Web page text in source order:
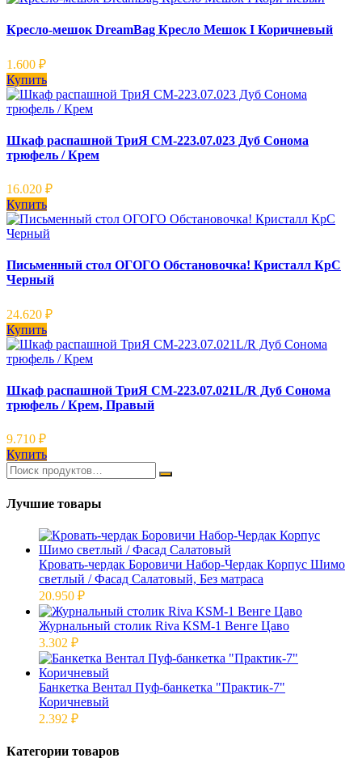
Кресло-мешок DreamBag Кресло Мешок I Коричневый
1.600 ₽
Купить
Шкаф распашной ТриЯ СМ-223.07.023 Дуб Сонома
трюфель / Крем
16.020 ₽
Купить
Письменный стол ОГОГО Обстановочка! Кристалл КрС
Черный
24.620 ₽
Купить
Шкаф распашной ТриЯ СМ-223.07.021L/R Дуб Сонома
трюфель / Крем, Правый
9.710 ₽
Купить
Лучшие товары
Кровать-чердак Боровичи Набор-Чердак Корпус Шимо
светлый / Фасад Салатовый, Без матраса
20.950 ₽
Журнальный столик Riva KSM-1 Венге Цаво
3.302 ₽
Банкетка Вентал Пуф-банкетка "Практик-7"
Коричневый
2.392 ₽
Категории товаров